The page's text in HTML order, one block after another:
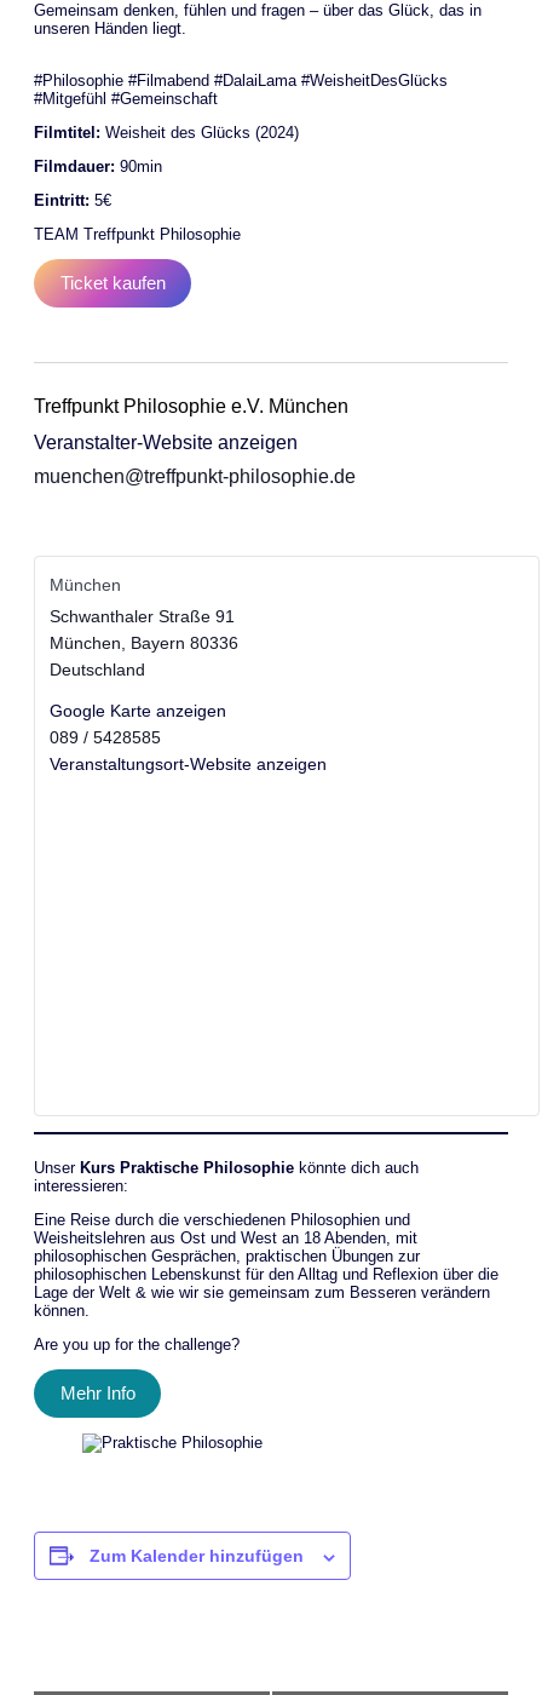
Gemeinsam denken, fühlen und fragen – über das Glück, das in
unseren Händen liegt.
#Philosophie #Filmabend #DalaiLama #WeisheitDesGlücks
#Mitgefühl #Gemeinschaft
Filmtitel: Weisheit des Glücks (2024)
Filmdauer: 90min
Eintritt: 5€
TEAM Treffpunkt Philosophie
Ticket kaufen
Treffpunkt Philosophie e.V. München
Veranstalter-Website anzeigen
muenchen@treffpunkt-philosophie.de
München
Schwanthaler Straße 91
München
Bayern 80336
Deutschland
Google Karte anzeigen
089 / 5428585
Veranstaltungsort-Website anzeigen
Unser Kurs Praktische Philosophie könnte dich auch
interessieren:
Eine Reise durch die verschiedenen Philosophien und
Weisheitslehren aus Ost und West an 18 Abenden, mit
philosophischen Gesprächen, praktischen Übungen zur
philosophischen Lebenskunst für den Alltag und Reflexion über die
Lage der Welt & wie wir sie gemeinsam zum Besseren verändern
können.
Are you up for the challenge?
Mehr Info
Zum Kalender hinzufügen